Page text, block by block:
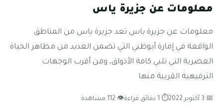
معلومات عن جزيرة ياس
معلومات عن جزيرة ياس تعد جزيرة ياس من المناطق
الواقعة في إمارة أبوظبي التي تضمن العديد من مظاهر الحياة
العصرية التي تلبي كافة الأذواق، ومن أقرب الوجهات
الترفيهية القريبة منها
📅 3 أكتوبر 2022 ⏱ 1 دقائق قراءة 👁 112 مشاهدة